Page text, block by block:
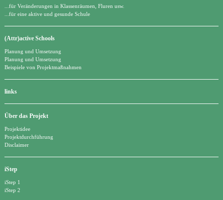
...für Veränderungen in Klassenräumen, Fluren usw.
...für eine aktive und gesunde Schule
(Attr)active Schools
Planung und Umsetzung
Planung und Umsetzung
Beispiele von Projektmaßnahmen
links
Über das Projekt
Projektidee
Projektdurchführung
Disclaimer
iStep
iStep 1
iStep 2